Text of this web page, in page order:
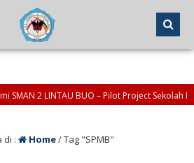
2 LINTAU BUO – Pilot Project Sekolah
di : Home/Tag "SPMB"